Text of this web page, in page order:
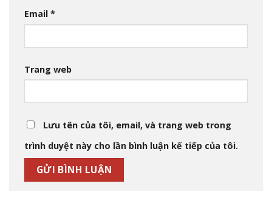
Email *
Trang web
Lưu tên của tôi, email, và trang web trong
trình duyệt này cho lần bình luận kế tiếp của tôi.